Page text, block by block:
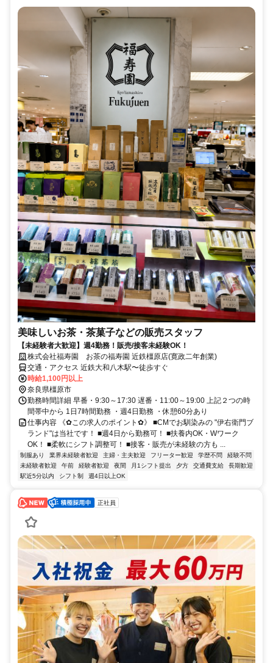
美味しいお茶・茶菓子などの販売スタッフ
【未経験者大歓迎】週4勤務！販売/接客未経験OK！
株式会社福寿園 お茶の福寿園 近鉄橿原店(寛政二年創業)
交通・アクセス 近鉄大和八木駅〜徒歩すぐ
時給1,100円以上
奈良県橿原市
勤務時間詳細 早番・9:30～17:30 遅番・11:00～19:00 上記２つの時
間帯中から 1日7時間勤務 ・週4日勤務 ・休憩60分あり
仕事内容 《✿この求人のポイント✿》 ■CMでお馴染みの "伊右衛門ブ
ランド"は当社です！ ■週4日から勤務可！ ■扶養内OK・Wワーク
OK！ ■柔軟にシフト調整可！ ■接客・販売が未経験の方も ...
制服あり 業界未経験者歓迎 主婦・主夫歓迎 フリーター歓迎 学歴不問
経験不問
未経験者歓迎
午前 経験者歓迎 夜間 月1シフト提出 夕方 交通費支給
長期歓迎
駅近5分以内
シフト制 週4日以上OK
正社員